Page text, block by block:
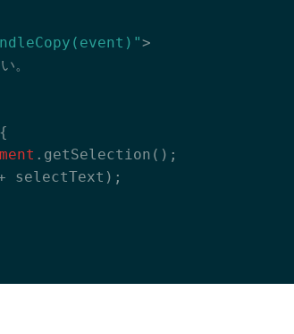
>
。
{
.getSelection();
selectText);